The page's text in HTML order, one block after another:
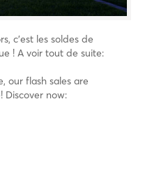
c’est les soldes de
! A voir tout de suite:
our flash sales are
Discover now: